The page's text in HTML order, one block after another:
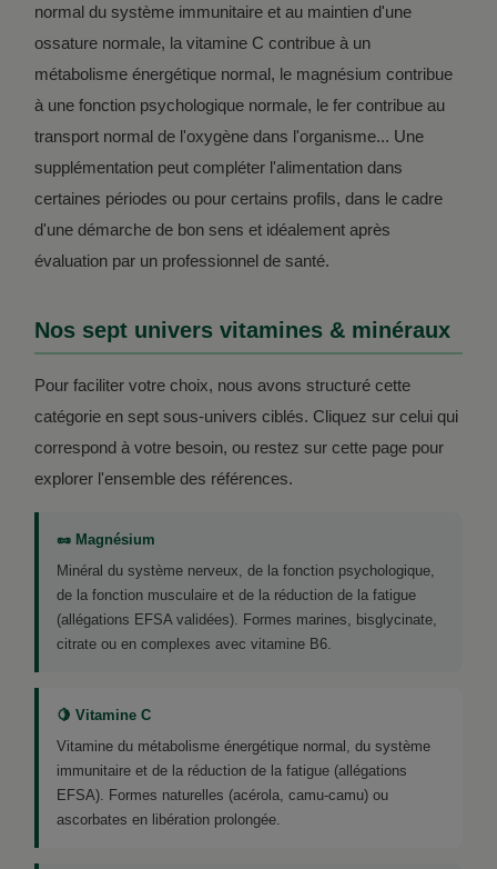
normal du système immunitaire et au maintien d'une
ossature normale, la vitamine C contribue à un
métabolisme énergétique normal, le magnésium contribue
à une fonction psychologique normale, le fer contribue au
transport normal de l'oxygène dans l'organisme... Une
supplémentation peut compléter l'alimentation dans
certaines périodes ou pour certains profils, dans le cadre
d'une démarche de bon sens et idéalement après
évaluation par un professionnel de santé.
Nos sept univers vitamines & minéraux
Pour faciliter votre choix, nous avons structuré cette
catégorie en sept sous-univers ciblés. Cliquez sur celui qui
correspond à votre besoin, ou restez sur cette page pour
explorer l'ensemble des références.
🥜 Magnésium
Minéral du système nerveux, de la fonction psychologique,
de la fonction musculaire et de la réduction de la fatigue
(allégations EFSA validées). Formes marines, bisglycinate,
citrate ou en complexes avec vitamine B6.
🍋 Vitamine C
Vitamine du métabolisme énergétique normal, du système
immunitaire et de la réduction de la fatigue (allégations
EFSA). Formes naturelles (acérola, camu-camu) ou
ascorbates en libération prolongée.